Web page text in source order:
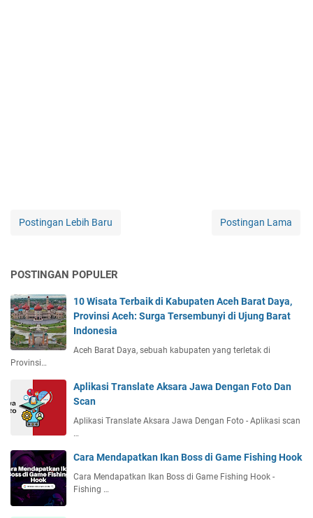
Postingan Lebih Baru Postingan Lama
POSTINGAN POPULER
10 Wisata Terbaik di Kabupaten Aceh Barat Daya,
Provinsi Aceh: Surga Tersembunyi di Ujung Barat
Indonesia
Aceh Barat Daya, sebuah kabupaten yang terletak di
Provinsi…
Aplikasi Translate Aksara Jawa Dengan Foto Dan
Scan
Aplikasi Translate Aksara Jawa Dengan Foto - Aplikasi scan
…
Cara Mendapatkan Ikan Boss di Game Fishing Hook
Cara Mendapatkan Ikan Boss di Game Fishing Hook -
Fishing …